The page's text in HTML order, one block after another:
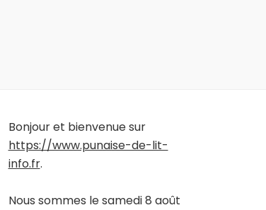
Bonjour et bienvenue sur
https://www.punaise-de-lit-
info.fr.
Nous sommes le samedi 8 août